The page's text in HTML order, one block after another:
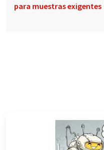
para muestras exigentes